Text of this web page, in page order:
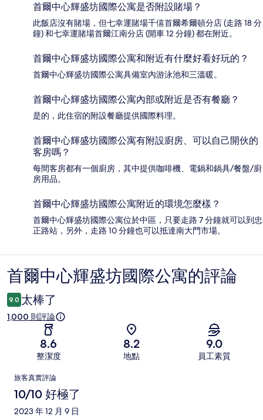
首爾中心輝盛坊國際公寓是否附設賭場？
此飯店沒有賭場，但七幸運賭場千僖首爾希爾頓分店 (走路 18 分
鐘) 和七幸運賭場首爾江南分店 (開車 12 分鐘) 都在附近。
首爾中心輝盛坊國際公寓和附近有什麼好看好玩的？
首爾中心輝盛坊國際公寓具備室內游泳池和三溫暖。
首爾中心輝盛坊國際公寓內部或附近是否有餐廳？
是的，此住宿的附設餐廳提供國際料理。
首爾中心輝盛坊國際公寓有附設廚房、可以自己開伙的
客房嗎？
每間客房都有一個廚房，其中提供咖啡機、電鍋和鍋具/餐盤/廚
房用品。
首爾中心輝盛坊國際公寓附近的環境怎麼樣？
首爾中心輝盛坊國際公寓位於中區，只要走路 7 分鐘就可以到忠
正路站，另外，走路 10 分鐘也可以抵達南大門市場。
評
論
首爾中心輝盛坊國際公寓的評論
9.0 太棒了
1,000 則評論
8.6
整潔度
8.2
地點
9.0
員工素質
評
論
旅客真實評論
10/10 好極了
2023 年 12 月 9 日